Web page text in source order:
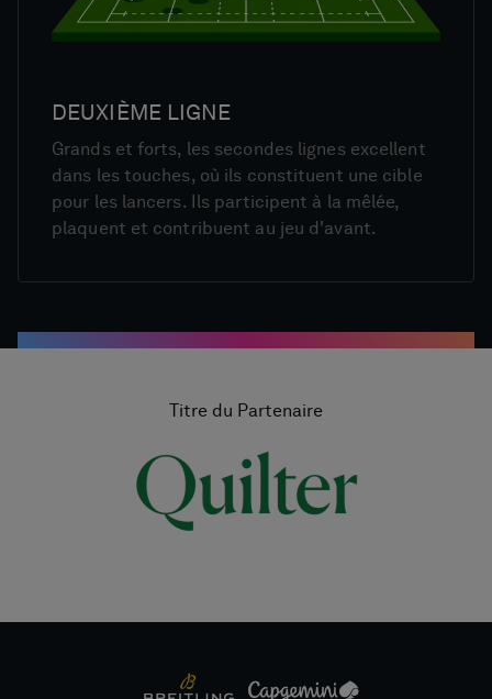
DEUXIÈME LIGNE
Grands et forts, les secondes lignes excellent
dans les touches, où ils constituent une cible
pour les lancers. Ils participent à la mêlée,
plaquent et contribuent au jeu d'avant.
Titre du Partenaire